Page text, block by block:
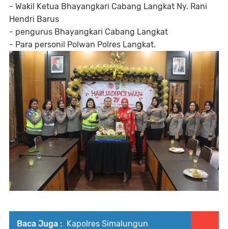
- Wakil Ketua Bhayangkari Cabang Langkat Ny. Rani
Hendri Barus
- pengurus Bhayangkari Cabang Langkat
- Para personil Polwan Polres Langkat.
Baca Juga : Kapolres Simalungun